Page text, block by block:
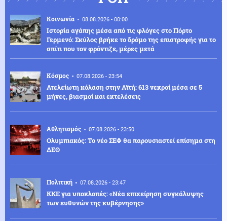
Κοινωνία 08.08.2026 - 00:00
Ιστορία αγάπης μέσα από τις φλόγες στο Πόρτο
Γερμενό: Σκύλος βρήκε το δρόμο της επιστροφής για το
σπίτι που τον φρόντιζε, μέρες μετά
Κόσμος 07.08.2026 - 23:54
Ατελείωτη κόλαση στην Αϊτή: 613 νεκροί μέσα σε 5
μήνες, βιασμοί και εκτελέσεις
Αθλητισμός 07.08.2026 - 23:50
Ολυμπιακός: Το νέο ΣΕΦ θα παρουσιαστεί επίσημα στη
ΔΕΘ
Πολιτική 07.08.2026 - 23:47
ΚΚΕ για υποκλοπές: «Νέα επιχείρηση συγκάλυψης
των ευθυνών της κυβέρνησης»